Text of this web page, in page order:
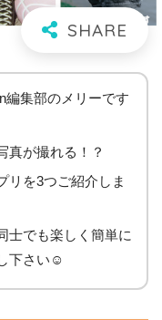
編集部のメリーです︎
真が撮れる！？
リを3つご紹介しま
士でも楽しく簡単に
下さい☺️